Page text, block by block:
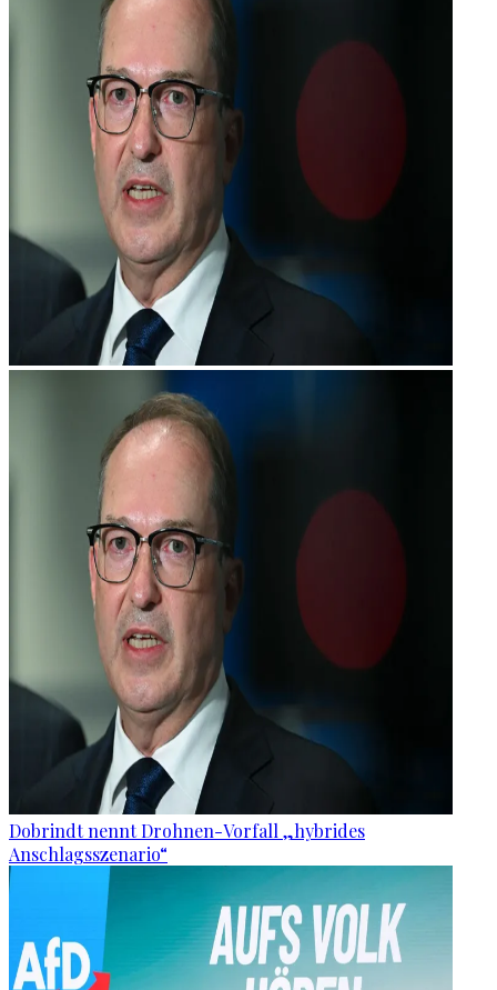
Dobrindt nennt Drohnen-Vorfall „hybrides
Anschlagsszenario“